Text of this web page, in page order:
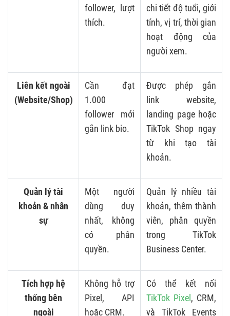
follower, lượt
thích.
chi tiết độ tuổi, giới
tính, vị trí, thời gian
hoạt động của
người xem.
Liên kết ngoài
(Website/Shop)
Cần đạt
1.000
follower mới
gắn link bio.
Được phép gắn
link website,
landing page hoặc
TikTok Shop ngay
từ khi tạo tài
khoản.
Quản lý tài
khoản & nhân
sự
Một người
dùng duy
nhất, không
có phân
quyền.
Quản lý nhiều tài
khoản, thêm thành
viên, phân quyền
trong TikTok
Business Center.
Tích hợp hệ
thống bên
ngoài
Không hỗ trợ
Pixel, API
hoặc CRM.
Có thể kết nối
TikTok Pixel , CRM,
và TikTok Events